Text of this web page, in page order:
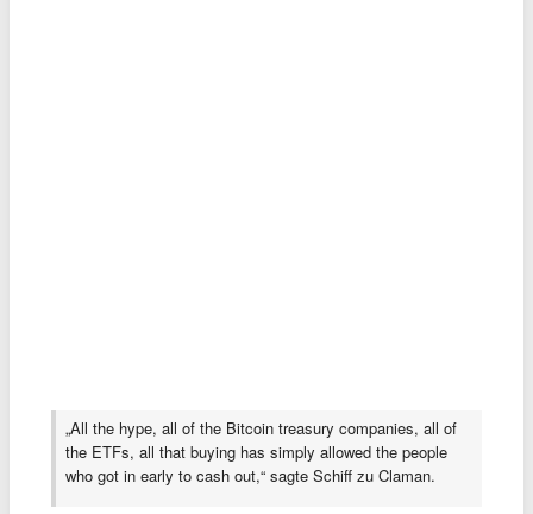
„All the hype, all of the Bitcoin treasury companies, all of
the ETFs, all that buying has simply allowed the people
who got in early to cash out,“ sagte Schiff zu Claman.